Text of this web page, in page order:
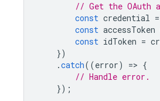
// Get the OAuth
const credential =
const accessToken
const idToken =
})
.catch((error) => {
// Handle error.
});